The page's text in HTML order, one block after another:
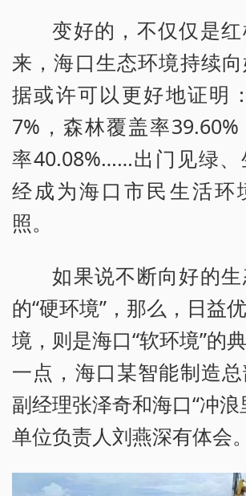
变好的，不仅仅是
来，海口生态环境持续
据或许可以更好地证明
7%，森林覆盖率
率40.08%……出门见绿、
经成为海口市民生活环
照。
如果说不断向好的
的“硬环境”，那么，日益
境，则是海口“软环境”的
一点，海口某智能制造
副经理张泽奇和海口“冲浪
单位负责人刘燕深有体会。